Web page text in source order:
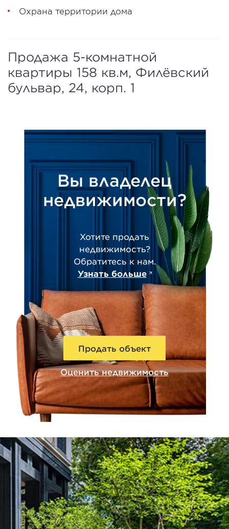
Охрана территории дома
Продажа 5-комнатной
квартиры 158 кв.м, Филёвский
бульвар, 24, корп. 1
Вы владелец
недвижимости?
Хотите продать
недвижимость?
Обратитесь к нам.
Узнать больше
Продать объект
Оценить недвижимость